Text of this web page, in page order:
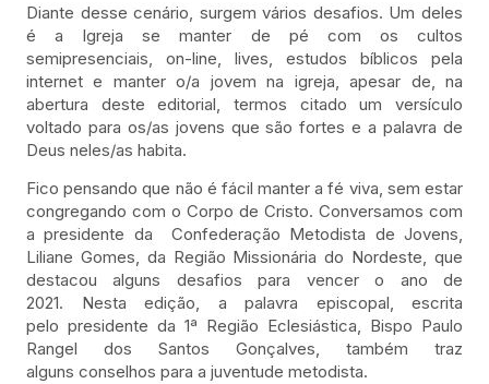
Diante desse cenário, surgem vários desafios. Um deles
é a Igreja se manter de pé com os cultos
semipresenciais, on-line, lives, estudos bíblicos pela
internet e manter o/a jovem na igreja, apesar de, na
abertura deste editorial, termos citado um versículo
voltado para os/as jovens que são fortes e a palavra de
Deus neles/as habita.
Fico pensando que não é fácil manter a fé viva, sem estar
congregando com o Corpo de Cristo. Conversamos com
a presidente da Confederação Metodista de Jovens,
Liliane Gomes, da Região Missionária do Nordeste, que
destacou alguns desafios para vencer o ano de
2021. Nesta edição, a palavra episcopal, escrita
pelo presidente da 1ª Região Eclesiástica, Bispo Paulo
Rangel dos Santos Gonçalves, também traz
alguns conselhos para a juventude metodista.